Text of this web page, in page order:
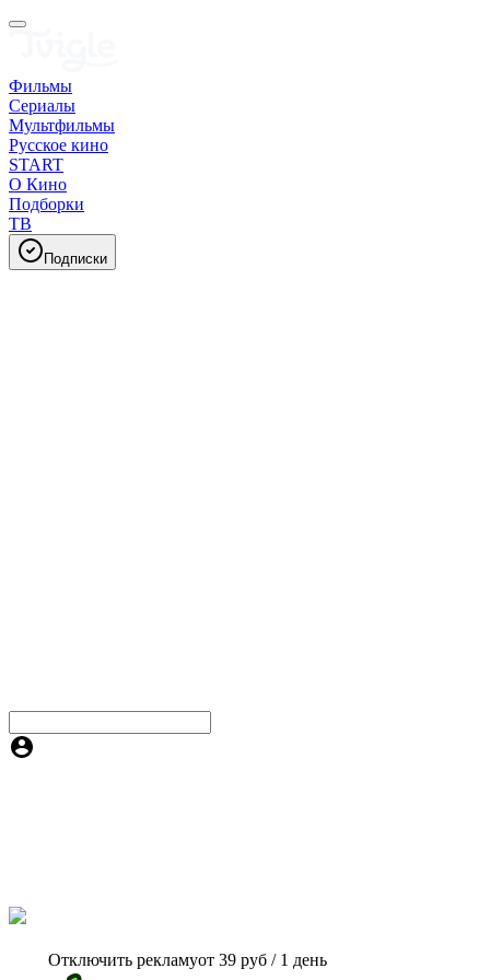
Фильмы
Сериалы
Мультфильмы
Русское кино
START
О Кино
Подборки
ТВ
Подписки
Отключить рекламуот 39 руб / 1 день